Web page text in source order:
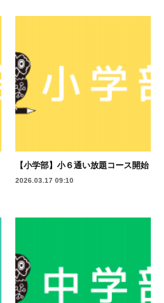
【小学部】小６通い放題コース開始
2026.03.17 09:10